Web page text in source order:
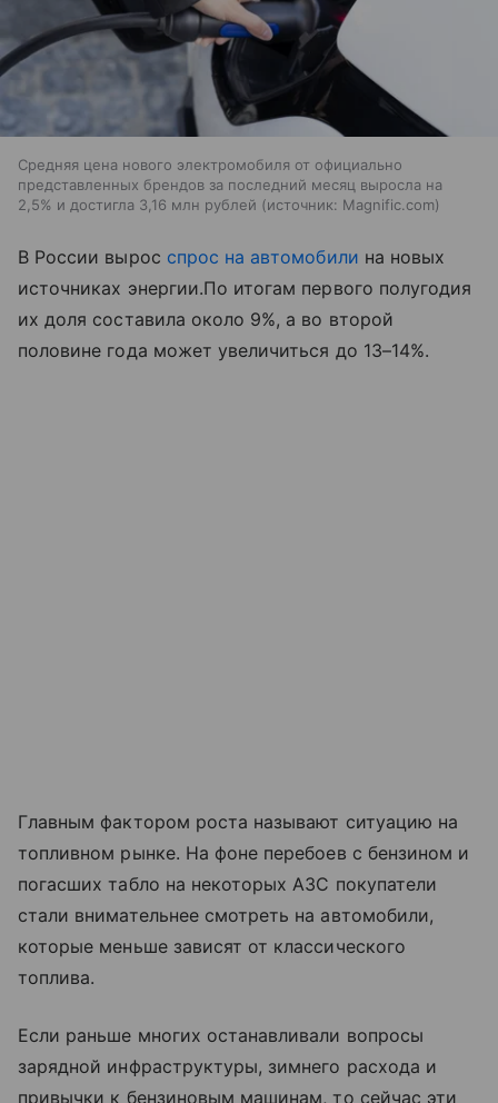
Средняя цена нового электромобиля от официально
представленных брендов за последний месяц выросла на
2,5% и достигла 3,16 млн рублей
источник: Magnific.com
В России вырос спрос на автомобили на новых
источниках энергии.По итогам первого полугодия
их доля составила около 9%, а во второй
половине года может увеличиться до 13–14%.
Главным фактором роста называют ситуацию на
топливном рынке. На фоне перебоев с бензином и
погасших табло на некоторых АЗС покупатели
стали внимательнее смотреть на автомобили,
которые меньше зависят от классического
топлива.
Если раньше многих останавливали вопросы
зарядной инфраструктуры, зимнего расхода и
привычки к бензиновым машинам, то сейчас эти